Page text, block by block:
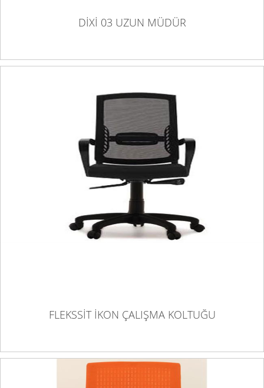
DİXİ 03 UZUN MÜDÜR
FLEKSSİT İKON ÇALIŞMA KOLTUĞU
FLEKSSİT İKON ÇALIŞMA KOLTUĞU